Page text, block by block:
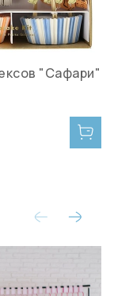
"Сафари"